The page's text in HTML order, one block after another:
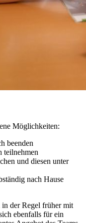
Möglichkeiten:
beenden
teilnehmen
und diesen unter
nach Hause
der Regel früher mit
ebenfalls für ein